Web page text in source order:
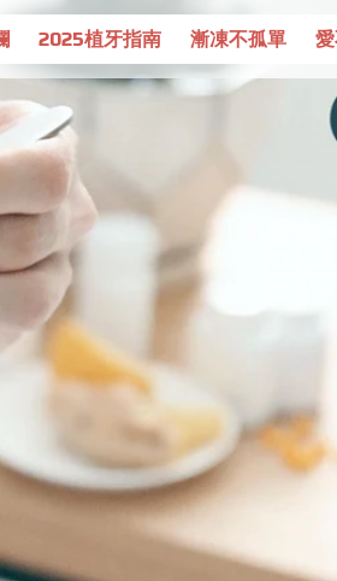
漸凍不孤單 愛不沾黏 守護腺在